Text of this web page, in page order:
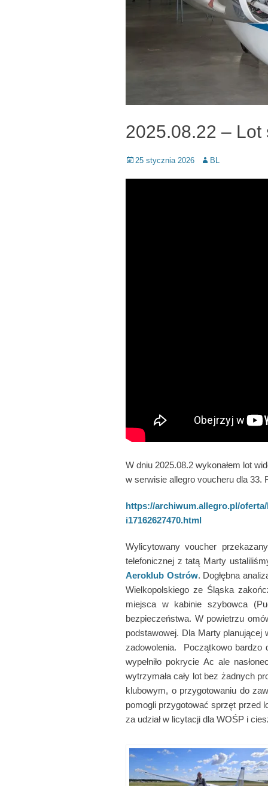
2025.08.22 – Lot
Posted
25 stycznia 2026 Author
BL
W dniu 2025.08.2 wykonałem lot
w serwisie allegro voucheru dla
https://archiwum.allegro.pl/
i17162627470.html
Wylicytowany voucher
telefonicznej z tatą Marty
Aeroklub Ostrów. Dogłębna
Wielkopolskiego ze Śląska
miejsca w kabinie szybowca
bezpieczeństwa. W powietrzu
podstawowej. Dla Marty planującej
zadowolenia. Początkowo bardzo
wypełniło pokrycie Ac ale
wytrzymała cały lot bez żadnych
klubowym, o przygotowaniu do
pomogli przygotować sprzęt przed
za udział w licytacji dla WOŚP i